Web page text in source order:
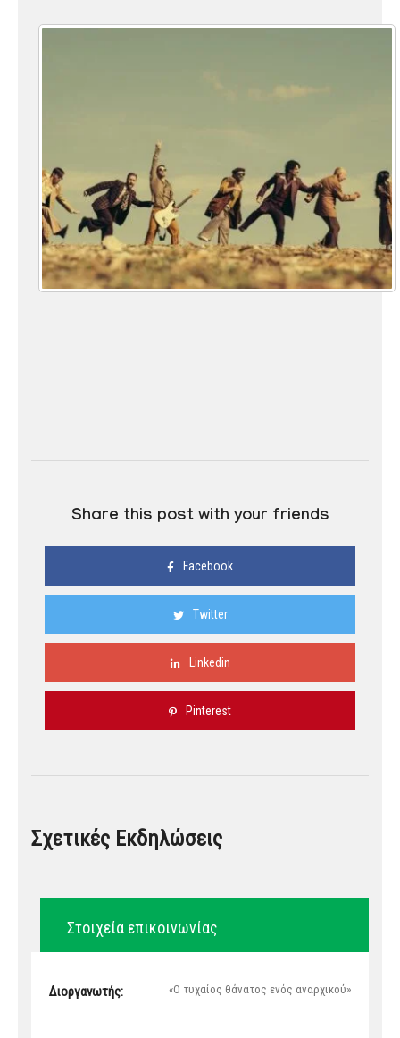
Share this post with your friends
Facebook
Twitter
Linkedin
Pinterest
Σχετικές Εκδηλώσεις
Στοιχεία επικοινωνίας
Διοργανωτής: «Ο τυχαίος θάνατος ενός αναρχικού»